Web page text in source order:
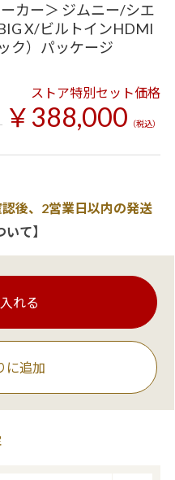
カー＞ ジムニー/シエ
X/ビルトインHDMI
ク）パッケージ
ストア特別セット価格
￥388,000 （税込）
、2営業日以内の発送
いて】
に追加